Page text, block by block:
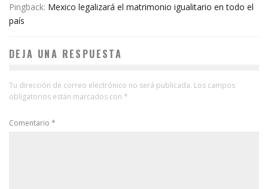
Pingback: Mexico legalizará el matrimonio igualitario en todo el
país
DEJA UNA RESPUESTA
Tu dirección de correo electrónico no será publicada. Los campos
obligatorios están marcados con *
Comentario *